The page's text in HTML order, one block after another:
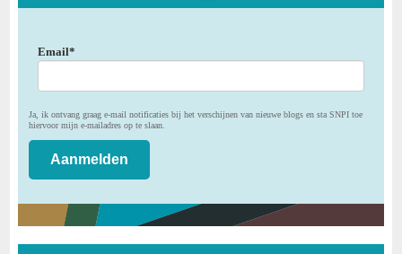
Email*
Ja, ik ontvang graag e-mail notificaties bij het verschijnen van nieuwe blogs en sta SNPI toe
hiervoor mijn e-mailadres op te slaan.